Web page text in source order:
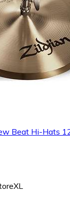
Beat Hi-Hats